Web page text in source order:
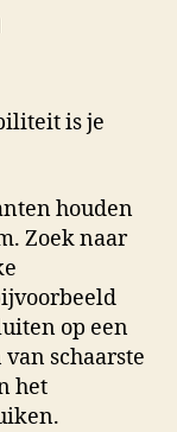
is je
houden
Zoek naar
op een
schaarste
het